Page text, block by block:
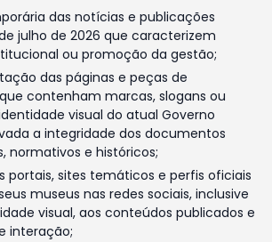
das notícias e publicações
julho de 2026 que caracterizem
ou promoção da gestão;
das páginas e peças de
contenham marcas, slogans ou
visual do atual Governo
a integridade dos documentos
normativos e históricos;
portais, sites temáticos e perfis oficiais
museus nas redes sociais, inclusive
visual, aos conteúdos publicados e
interação;